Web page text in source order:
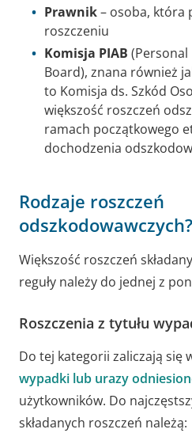
Prawnik– osoba, która
roszczeniu
Komisja PIAB
Board), znana również
to Komisja ds. Szkód
większość roszczeń
ramach początkowego
dochodzenia
Rodzaje roszczeń
odszkodowawczych?
Większość roszczeń
reguły należy do jednej z
Roszczenia z tytułu
Do tej kategorii zaliczają się
wypadki lub urazy
użytkowników. Do
składanych roszczeń należą: